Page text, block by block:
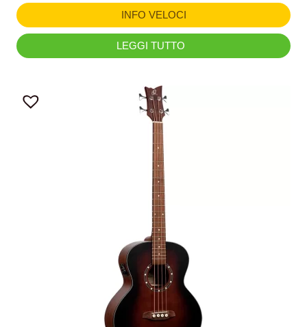
INFO VELOCI
LEGGI TUTTO